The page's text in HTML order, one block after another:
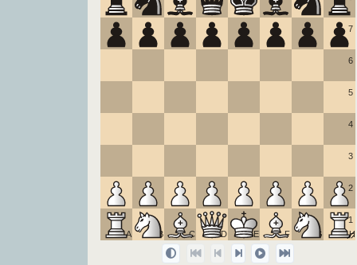
1
2
3
4
5
6
7
A B C D E F G H